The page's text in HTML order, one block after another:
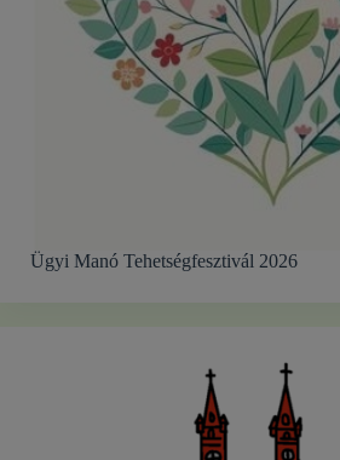
Ügyi Manó Tehetségfesztivál 2026